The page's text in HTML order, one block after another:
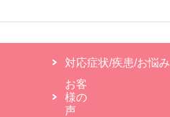
対応症状/疾患/お悩み
お客
様の
声